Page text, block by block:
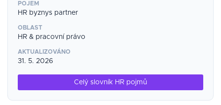
POJEM
HR byznys partner
OBLAST
HR & pracovní právo
AKTUALIZOVÁNO
31. 5. 2026
Celý slovník HR pojmů